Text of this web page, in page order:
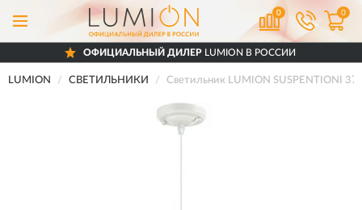
0 0
ОФИЦИАЛЬНЫЙ ДИЛЕР LUMION В РОССИИ
LUMION СВЕТИЛЬНИКИ Светильник LUMION SUSPENTIONI